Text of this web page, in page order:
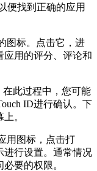
便找到正确的应用
图标。点击它，进
应用的评分、评论和
在此过程中，您可能
ID进行确认。下
。
用图标，点击打
进行设置。通常情况
要的权限。